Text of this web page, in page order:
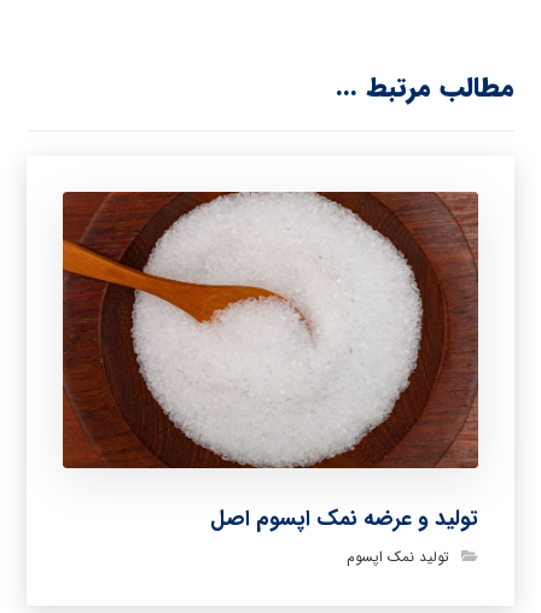
مطالب مرتبط ...
تولید و عرضه نمک اپسوم اصل
تولید نمک اپسوم